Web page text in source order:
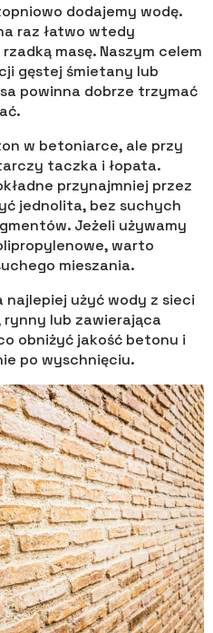
dodajemy wodę.
raz łatwo wtedy
masę. Naszym celem
gęstej śmietany lub
powinna dobrze trzymać
w betoniarce, ale przy
taczka i łopata.
przynajmniej przez
jednolita, bez suchych
Jeżeli używamy
warto
mieszania.
użyć wody z sieci
rynny lub zawierająca
obniżyć jakość betonu i
po wyschnięciu.